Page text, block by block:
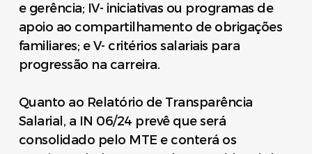
e gerência; IV- iniciativas ou programas de
apoio ao compartilhamento de obrigações
familiares; e V- critérios salariais para
progressão na carreira.
Quanto ao Relatório de Transparência
Salarial, a IN 06/24 prevê que será
consolidado pelo MTE e conterá os